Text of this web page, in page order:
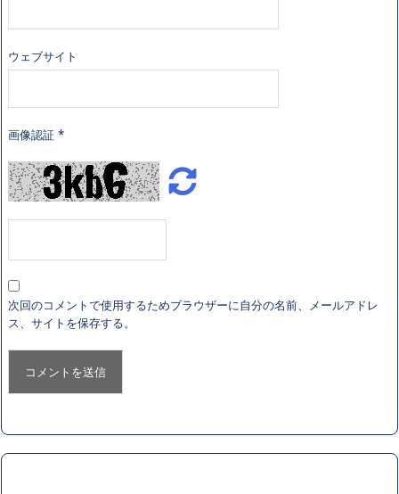
ウェブサイト
画像認証 *
次回のコメントで使用するためブラウザーに自分の名前、メールアドレ
ス、サイトを保存する。